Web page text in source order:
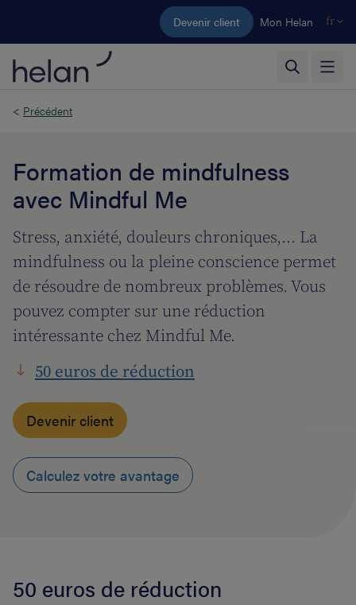
Aller au contenu principal
Devenir client Mon Helan fr
< Précédent
Formation de mindfulness
avec Mindful Me
Stress, anxiété, douleurs chroniques,... La
mindfulness ou la pleine conscience permet
de résoudre de nombreux problèmes. Vous
pouvez compter sur une réduction
intéressante chez Mindful Me.
50 euros de réduction
Devenir client
Calculez votre avantage
50 euros de réduction